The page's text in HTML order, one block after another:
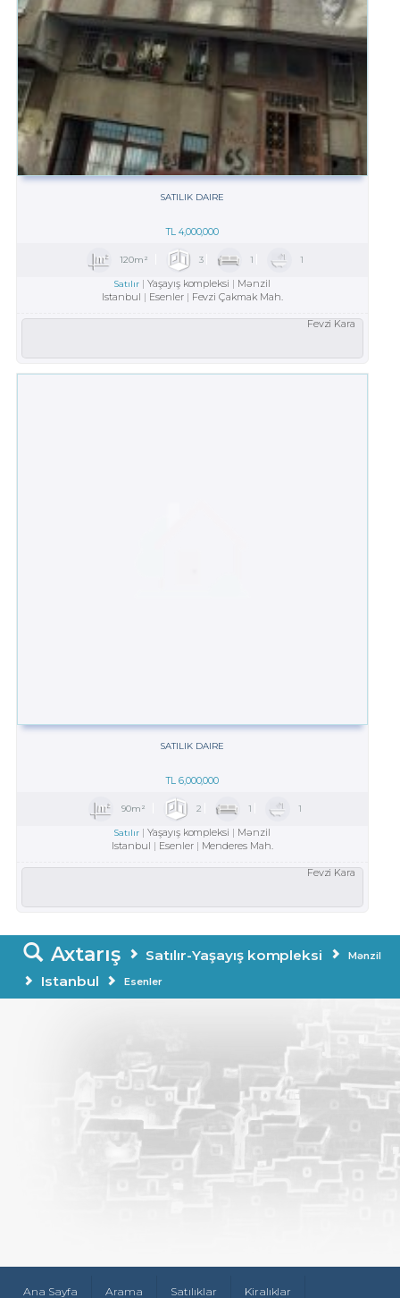
SATILIK DAIRE
TL4,000,000
120m² 3 1 1
Satılır Yaşayış kompleksi
Mənzil
Istanbul
Esenler Fevzi Çakmak Mah.
Fevzi Kara
SATILIK DAIRE
TL6,000,000
90m² 2 1 1
Satılır Yaşayış kompleksi
Mənzil
Istanbul
Esenler Menderes Mah.
Fevzi Kara
Axtarış Satılır-Yaşayış kompleksi Mənzil
Istanbul Esenler
Ana Sayfa Arama Satılıklar Kiralıklar